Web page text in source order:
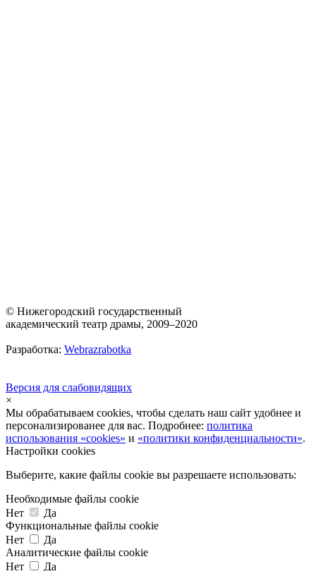
© Нижегородский государственный
академический театр драмы, 2009–2020
Разработка: Webrazrabotka
Версия для слабовидящих
×
Мы обрабатываем cookies, чтобы сделать наш сайт удобнее и
персонализированее для вас. Подробнее: политика
использования «cookies» и «политики конфиденциальности».
Настройки cookies
Выберите, какие файлы cookie вы разрешаете использовать:
Необходимые файлы cookie
Нет
Да
Функциональные файлы cookie
Нет
Да
Аналитические файлы cookie
Нет
Да